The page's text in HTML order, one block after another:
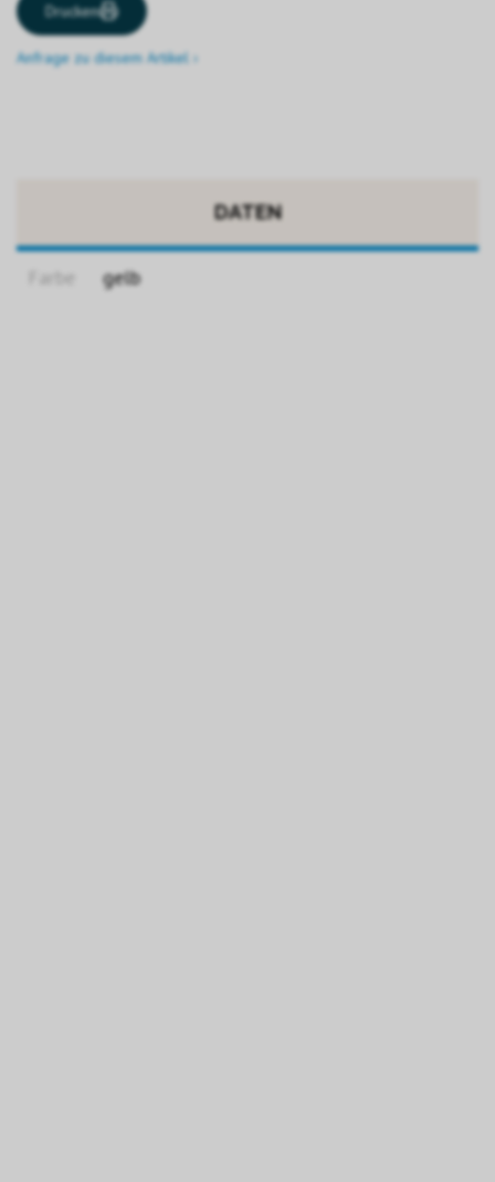
Drucken
Anfrage zu diesem Artikel ›
DATEN
Farbe gelb